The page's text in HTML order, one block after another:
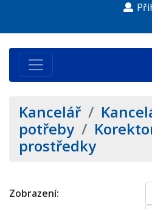
Kancelář/
potřeby/
prostředky
Zobrazení: